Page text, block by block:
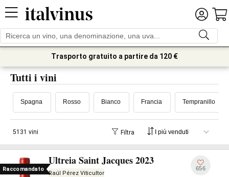
Trasporto gratuito a partire da 120 €
Tutti i vini
Spagna Rosso Bianco Francia Tempranillo
5131 vini Filtra
Raccomandato
Ultreia Saint Jacques 2023
Raúl Pérez Viticultor
656